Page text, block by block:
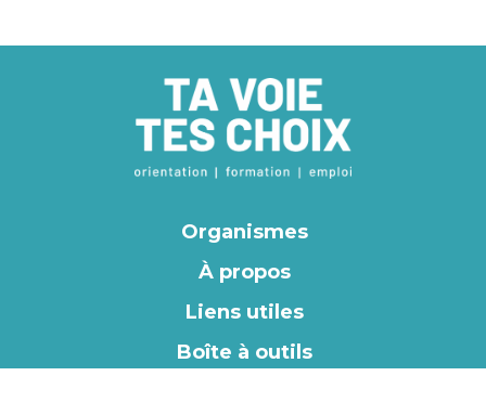
Organismes
À propos
Liens utiles
Boîte à outils